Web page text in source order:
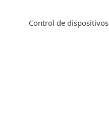
Control de dispositivos